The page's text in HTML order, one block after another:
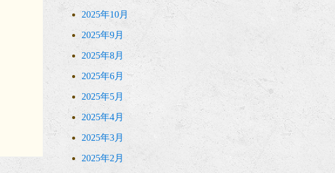
2025年10月
2025年9月
2025年8月
2025年6月
2025年5月
2025年4月
2025年3月
2025年2月